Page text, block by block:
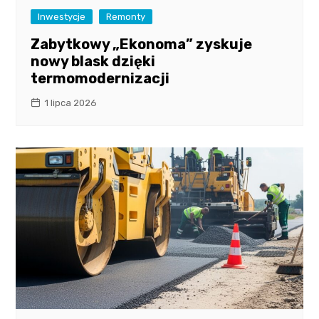
Inwestycje Remonty
Zabytkowy „Ekonoma” zyskuje
nowy blask dzięki
termomodernizacji
1 lipca 2026